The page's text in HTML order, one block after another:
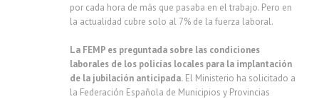
por cada hora de más que pasaba en el trabajo. Pero en
la actualidad cubre solo al 7% de la fuerza laboral.
La FEMP es preguntada sobre las condiciones
laborales de los policías locales para la implantación
de la jubilación anticipada. El Ministerio ha solicitado a
la Federación Española de Municipios y Provincias